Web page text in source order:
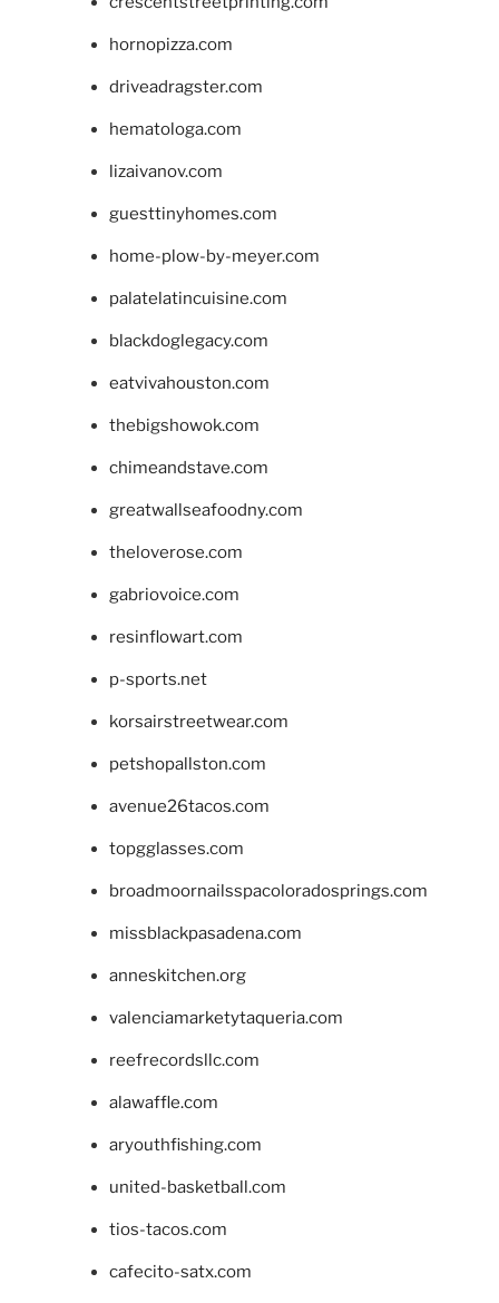
hornopizza.com
driveadragster.com
hematologa.com
lizaivanov.com
guesttinyhomes.com
home-plow-by-meyer.com
palatelatincuisine.com
blackdoglegacy.com
eatvivahouston.com
thebigshowok.com
chimeandstave.com
greatwallseafoodny.com
theloverose.com
gabriovoice.com
resinflowart.com
p-sports.net
korsairstreetwear.com
petshopallston.com
avenue26tacos.com
topgglasses.com
broadmoornailsspacoloradosprings.com
missblackpasadena.com
anneskitchen.org
valenciamarketytaqueria.com
reefrecordsllc.com
alawaffle.com
aryouthfishing.com
united-basketball.com
tios-tacos.com
cafecito-satx.com